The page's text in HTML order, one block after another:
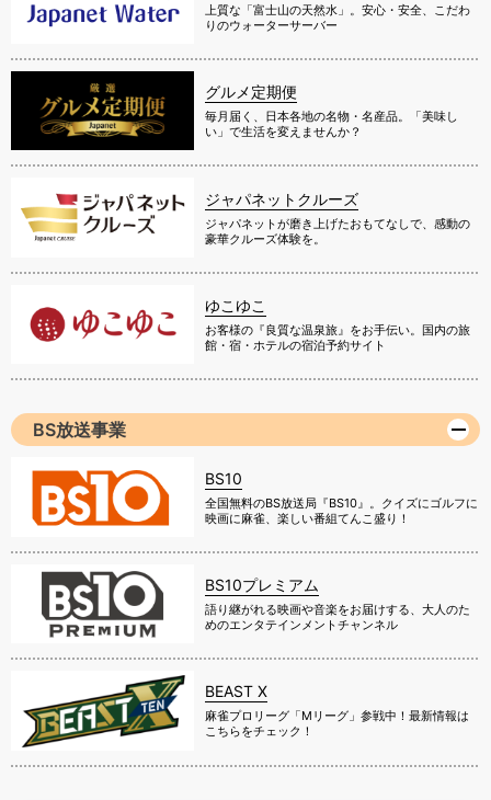
上質な「富士山の天然水」。安心・安全、こだわ
りのウォーターサーバー
グルメ定期便
毎月届く、日本各地の名物・名産品。「美味し
い」で生活を変えませんか？
ジャパネットクルーズ
ジャパネットが磨き上げたおもてなしで、感動の
豪華クルーズ体験を。
ゆこゆこ
お客様の『良質な温泉旅』をお手伝い。国内の旅
館・宿・ホテルの宿泊予約サイト
BS放送事業
BS10
全国無料のBS放送局『BS10』。クイズにゴルフに
映画に麻雀、楽しい番組てんこ盛り！
BS10プレミアム
語り継がれる映画や音楽をお届けする、大人のた
めのエンタテインメントチャンネル
BEAST X
麻雀プロリーグ「Mリーグ」参戦中！最新情報は
こちらをチェック！